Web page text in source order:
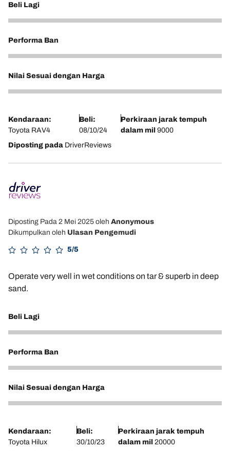
Beli Lagi
5
Performa Ban
5
Nilai Sesuai dengan Harga
4
Kendaraan:
Toyota RAV4
Beli:
08/10/24
Perkiraan jarak tempuh
dalam mil 9000
Diposting pada DriverReviews
Diposting Pada 2 Mei 2025 oleh Anonymous
Dikumpulkan oleh Ulasan Pengemudi
5/5
Operate very well in wet conditions on tar & superb in deep
sand.
Beli Lagi
5
Performa Ban
5
Nilai Sesuai dengan Harga
5
Kendaraan:
Toyota Hilux
Beli:
30/10/23
Perkiraan jarak tempuh
dalam mil 20000